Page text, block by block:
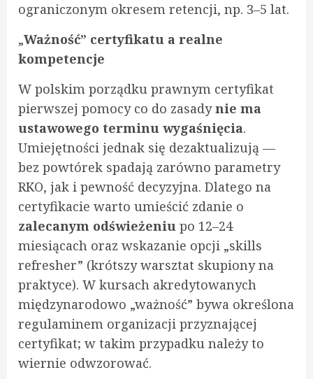
ograniczonym okresem retencji, np. 3–5 lat.
„Ważność” certyfikatu a realne
kompetencje
W polskim porządku prawnym certyfikat
pierwszej pomocy co do zasadynie ma
ustawowego terminu wygaśnięcia.
Umiejętności jednak się dezaktualizują —
bez powtórek spadają zarówno parametry
RKO, jak i pewność decyzyjna. Dlatego na
certyfikacie warto umieścić zdanie o
zalecanym odświeżeniu po 12–24
miesiącach oraz wskazanie opcji „skills
refresher” (krótszy warsztat skupiony na
praktyce). W kursach akredytowanych
międzynarodowo „ważność” bywa określona
regulaminem organizacji przyznającej
certyfikat; w takim przypadku należy to
wiernie odwzorować.